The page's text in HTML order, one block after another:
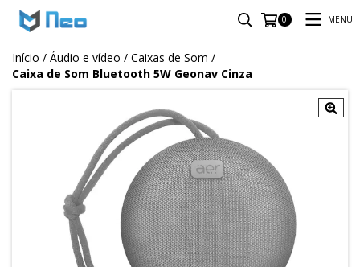
0 MENU
Início / Áudio e vídeo / Caixas de Som /
Caixa de Som Bluetooth 5W Geonav Cinza